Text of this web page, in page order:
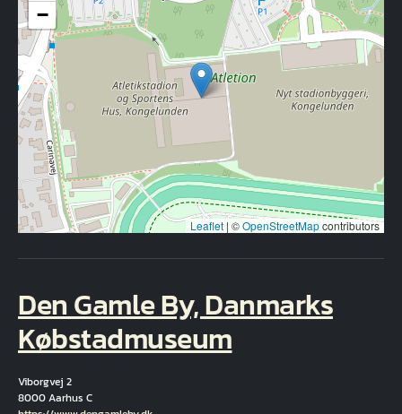
−
Leaflet | ©OpenStreetMapcontributors
Den Gamle By, Danmarks
Købstadmuseum
Viborgvej 2
8000 Aarhus C